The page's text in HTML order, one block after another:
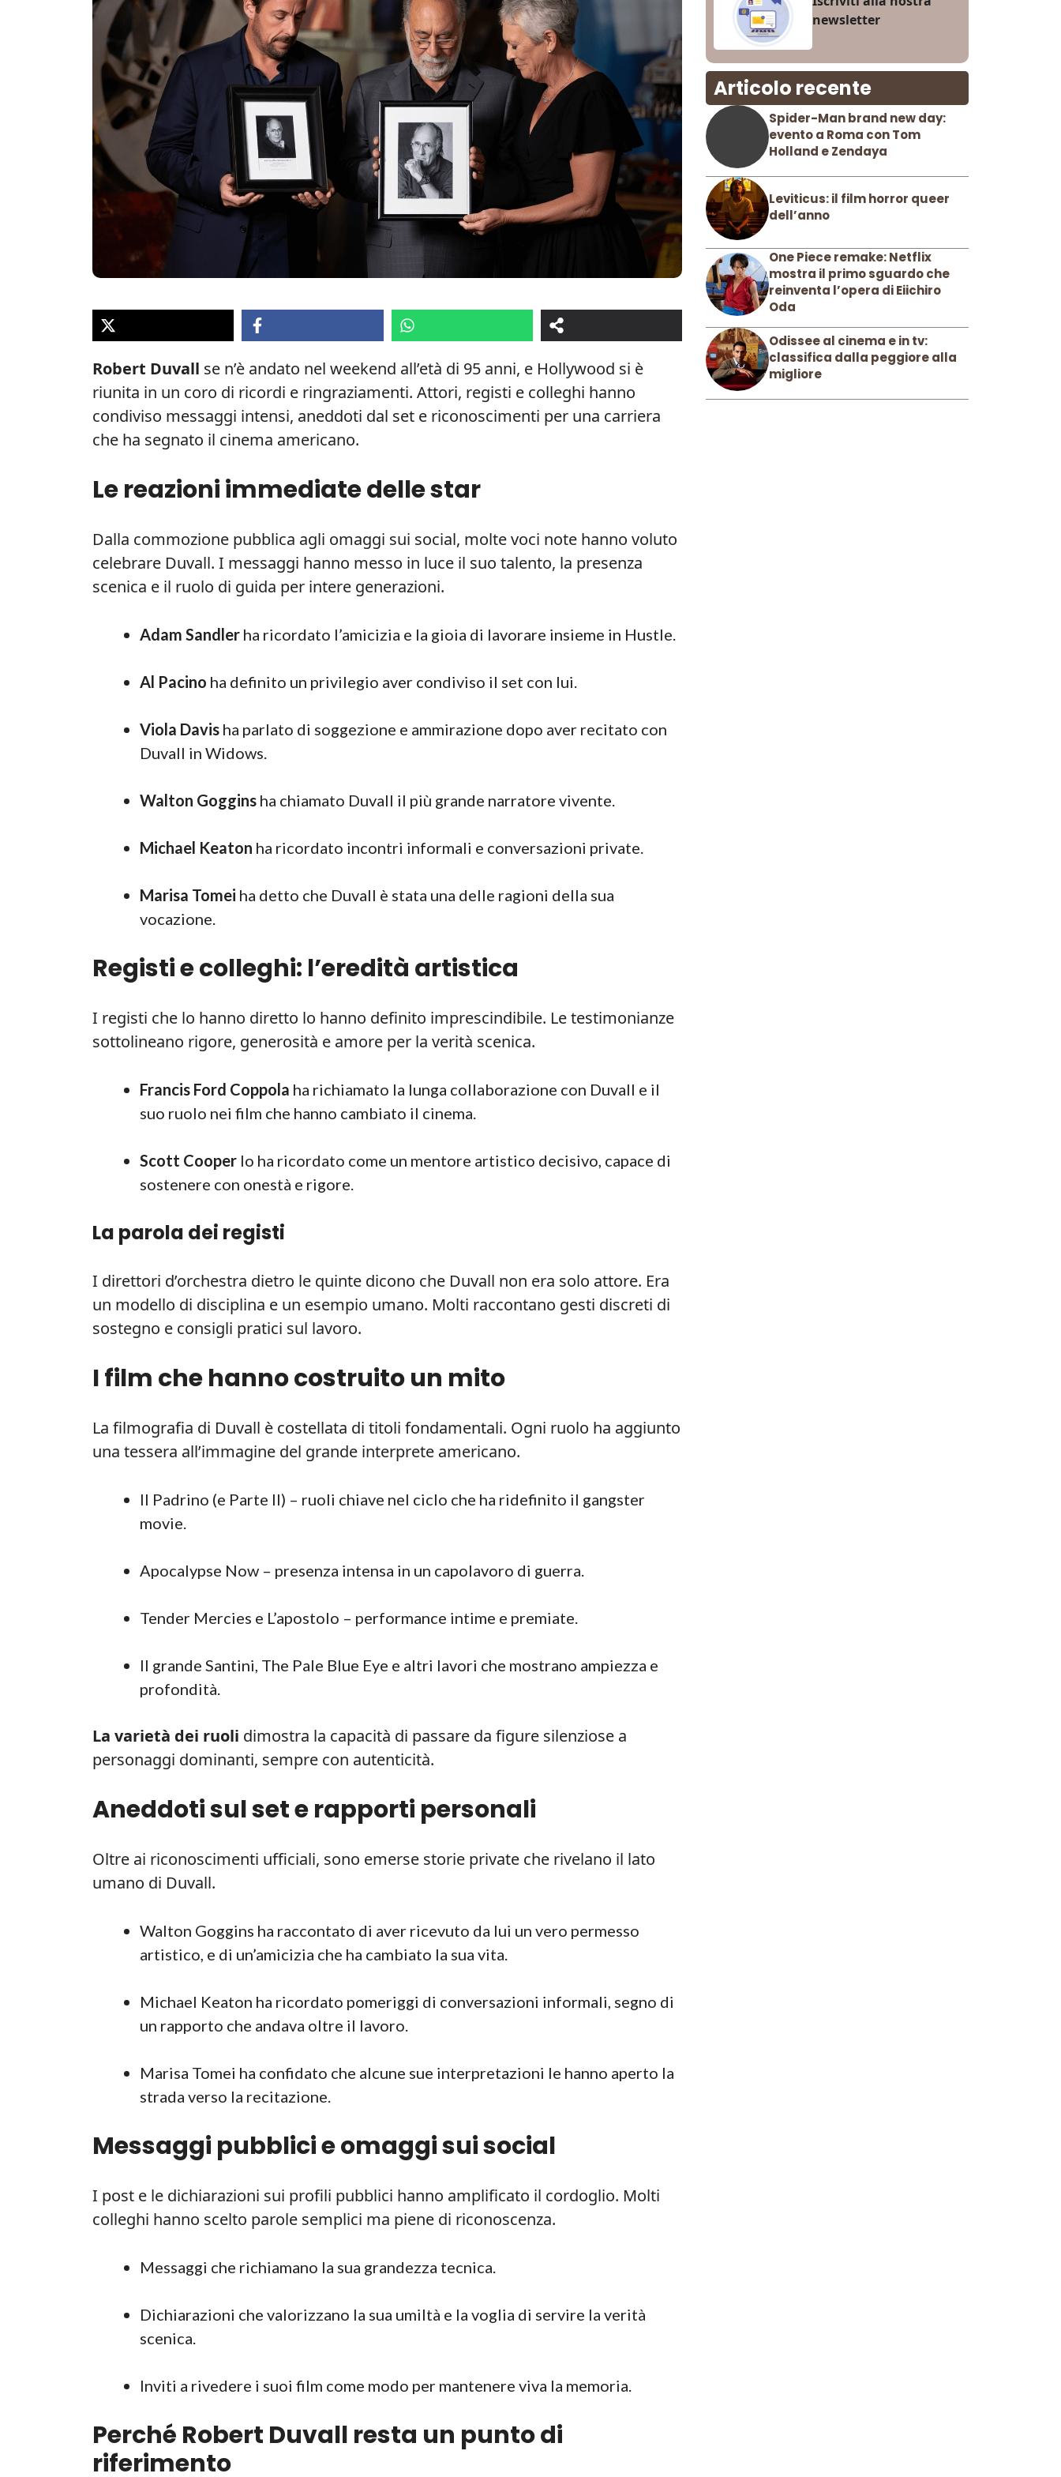
Robert Duvall se n’è andato nel weekend all’età di 95 anni, e Hollywood si è
riunita in un coro di ricordi e ringraziamenti. Attori, registi e colleghi hanno
condiviso messaggi intensi, aneddoti dal set e riconoscimenti per una carriera
che ha segnato il cinema americano.
Le reazioni immediate delle star
Dalla commozione pubblica agli omaggi sui social, molte voci note hanno voluto
celebrare Duvall. I messaggi hanno messo in luce il suo talento, la presenza
scenica e il ruolo di guida per intere generazioni.
Adam Sandler ha ricordato l’amicizia e la gioia di lavorare insieme in Hustle.
Al Pacino ha definito un privilegio aver condiviso il set con lui.
Viola Davis ha parlato di soggezione e ammirazione dopo aver recitato con
Duvall in Widows.
Walton Goggins ha chiamato Duvall il più grande narratore vivente.
Michael Keaton ha ricordato incontri informali e conversazioni private.
Marisa Tomei ha detto che Duvall è stata una delle ragioni della sua
vocazione.
Registi e colleghi: l’eredità artistica
I registi che lo hanno diretto lo hanno definito imprescindibile. Le testimonianze
sottolineano rigore, generosità e amore per la verità scenica.
Francis Ford Coppola ha richiamato la lunga collaborazione con Duvall e il
suo ruolo nei film che hanno cambiato il cinema.
Scott Cooper lo ha ricordato come un mentore artistico decisivo, capace di
sostenere con onestà e rigore.
La parola dei registi
I direttori d’orchestra dietro le quinte dicono che Duvall non era solo attore. Era
un modello di disciplina e un esempio umano. Molti raccontano gesti discreti di
sostegno e consigli pratici sul lavoro.
I film che hanno costruito un mito
La filmografia di Duvall è costellata di titoli fondamentali. Ogni ruolo ha aggiunto
una tessera all’immagine del grande interprete americano.
Il Padrino (e Parte II) – ruoli chiave nel ciclo che ha ridefinito il gangster
movie.
Apocalypse Now – presenza intensa in un capolavoro di guerra.
Tender Mercies e L’apostolo – performance intime e premiate.
Il grande Santini, The Pale Blue Eye e altri lavori che mostrano ampiezza e
profondità.
La varietà dei ruoli dimostra la capacità di passare da figure silenziose a
personaggi dominanti, sempre con autenticità.
Aneddoti sul set e rapporti personali
Oltre ai riconoscimenti ufficiali, sono emerse storie private che rivelano il lato
umano di Duvall.
Walton Goggins ha raccontato di aver ricevuto da lui un vero permesso
artistico, e di un’amicizia che ha cambiato la sua vita.
Michael Keaton ha ricordato pomeriggi di conversazioni informali, segno di
un rapporto che andava oltre il lavoro.
Marisa Tomei ha confidato che alcune sue interpretazioni le hanno aperto la
strada verso la recitazione.
Messaggi pubblici e omaggi sui social
I post e le dichiarazioni sui profili pubblici hanno amplificato il cordoglio. Molti
colleghi hanno scelto parole semplici ma piene di riconoscenza.
Messaggi che richiamano la sua grandezza tecnica.
Dichiarazioni che valorizzano la sua umiltà e la voglia di servire la verità
scenica.
Inviti a rivedere i suoi film come modo per mantenere viva la memoria.
Perché Robert Duvall resta un punto di
riferimento
newsletter
Articolo recente
Spider-Man brand new day:
evento a Roma con Tom
Holland e Zendaya
Leviticus: il film horror queer
dell’anno
One Piece remake: Netflix
mostra il primo sguardo che
reinventa l’opera di Eiichiro
Oda
Odissee al cinema e in tv:
classifica dalla peggiore alla
migliore